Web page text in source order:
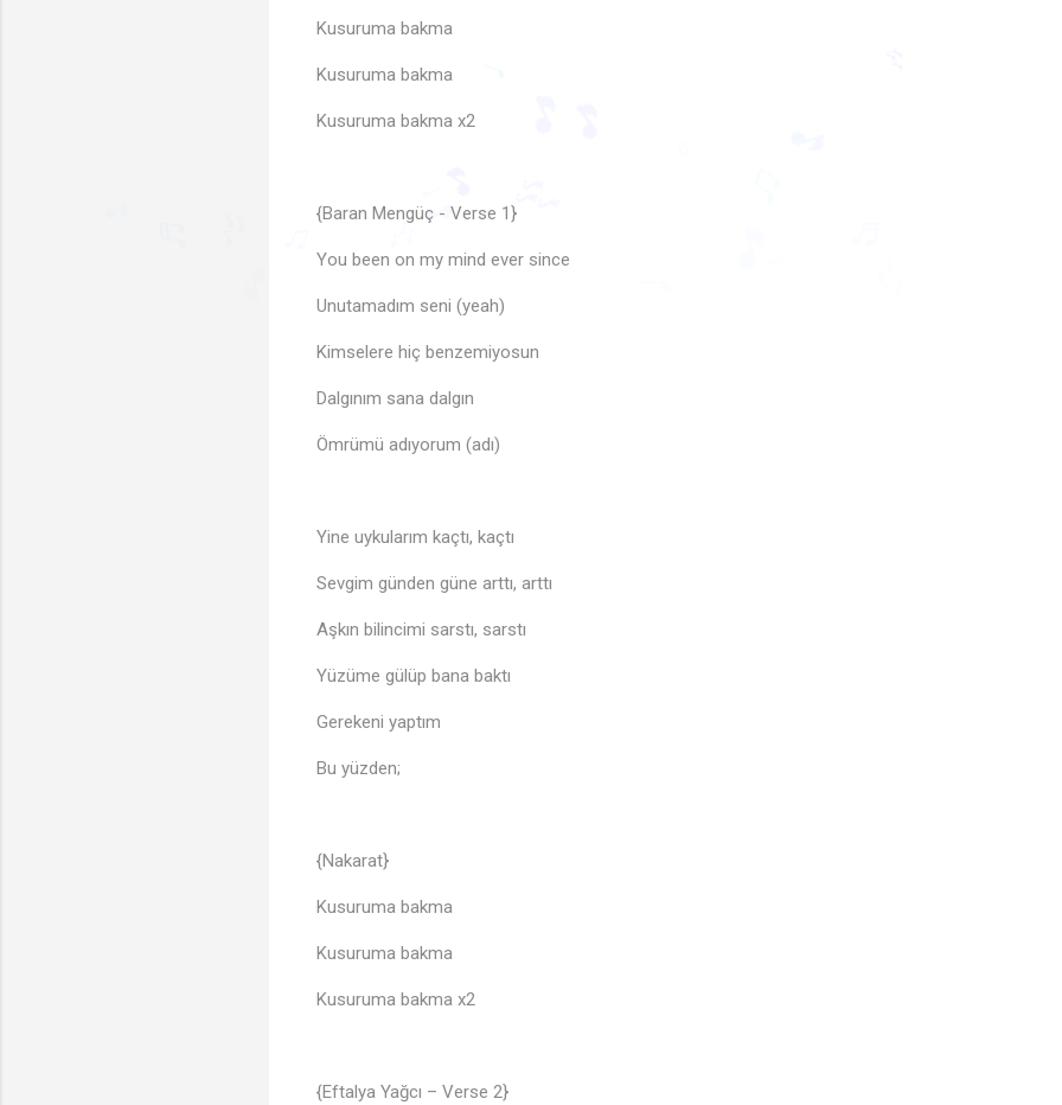
Kusuruma bakma
Kusuruma bakma
Kusuruma bakma x2
{Baran Mengüç - Verse 1}
You been on my mind ever since
Unutamadım seni (yeah)
Kimselere hiç benzemiyosun
Dalgınım sana dalgın
Ömrümü adıyorum (adı)
Yine uykularım kaçtı, kaçtı
Sevgim günden güne arttı, arttı
Aşkın bilincimi sarstı, sarstı
Yüzüme gülüp bana baktı
Gerekeni yaptım
Bu yüzden;
{Nakarat}
Kusuruma bakma
Kusuruma bakma
Kusuruma bakma x2
{Eftalya Yağcı – Verse 2}
♫ 🎶
♩
🎵
🎶
♩
🎵
🎵